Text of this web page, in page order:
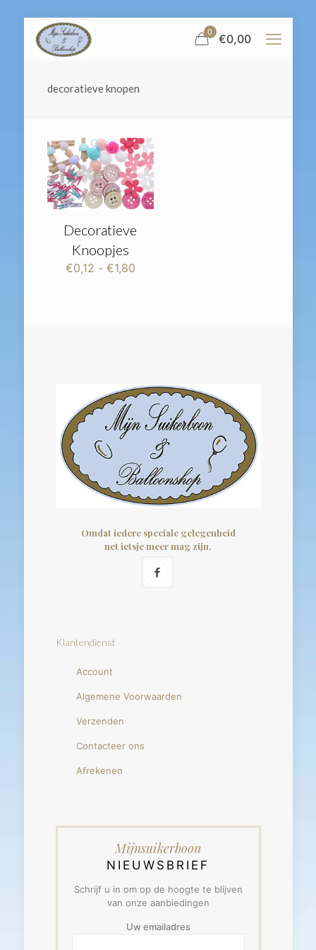
0 €0,00
decoratieve knopen
Decoratieve
Knoopjes
€0,12 - €1,80Prijsklasse:
Omdat iedere speciale gelegenheid
net ietsje meer mag zijn.
Klantendienst
Account
Algemene Voorwaarden
Verzenden
Contacteer ons
Afrekenen
Mijnsuikerboon
NIEUWSBRIEF
Schrijf u in om op de hoogte te blijven
van onze aanbiedingen
Uw emailadres